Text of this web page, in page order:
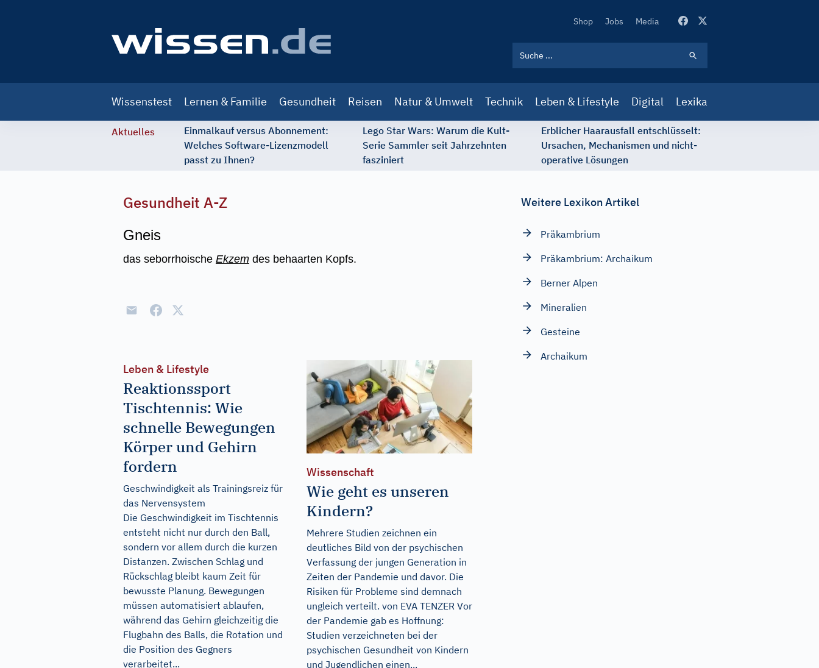
Secondary
Shop Jobs Media
navigation
Wissenstest Lernen & Familie Gesundheit Reisen Natur & Umwelt Technik Leben & Lifestyle Digital Lexika
Aktuelles
Einmalkauf versus Abonnement:
Welches Software-Lizenzmodell
passt zu Ihnen?
Lego Star Wars: Warum die Kult-
Serie Sammler seit Jahrzehnten
fasziniert
Erblicher Haarausfall entschlüsselt:
Ursachen, Mechanismen und nicht-
operative Lösungen
Gesundheit A-Z
Gneis
das seborrhoische Ekzem des behaarten Kopfs.
Leben & Lifestyle
Reaktionssport
Tischtennis: Wie
schnelle Bewegungen
Körper und Gehirn
fordern
Geschwindigkeit als Trainingsreiz für
das Nervensystem
Die Geschwindigkeit im Tischtennis
entsteht nicht nur durch den Ball,
sondern vor allem durch die kurzen
Distanzen. Zwischen Schlag und
Rückschlag bleibt kaum Zeit für
bewusste Planung. Bewegungen
müssen automatisiert ablaufen,
während das Gehirn gleichzeitig die
Flugbahn des Balls, die Rotation und
die Position des Gegners
verarbeitet...
Wissenschaft
Wie geht es unseren
Kindern?
Mehrere Studien zeichnen ein
deutliches Bild von der psychischen
Verfassung der jungen Generation in
Zeiten der Pandemie und davor. Die
Risiken für Probleme sind demnach
ungleich verteilt. von EVA TENZER Vor
der Pandemie gab es Hoffnung:
Studien verzeichneten bei der
psychischen Gesundheit von Kindern
und Jugendlichen einen...
Weitere Lexikon Artikel
Präkambrium
Präkambrium: Archaikum
Berner Alpen
Mineralien
Gesteine
Archaikum